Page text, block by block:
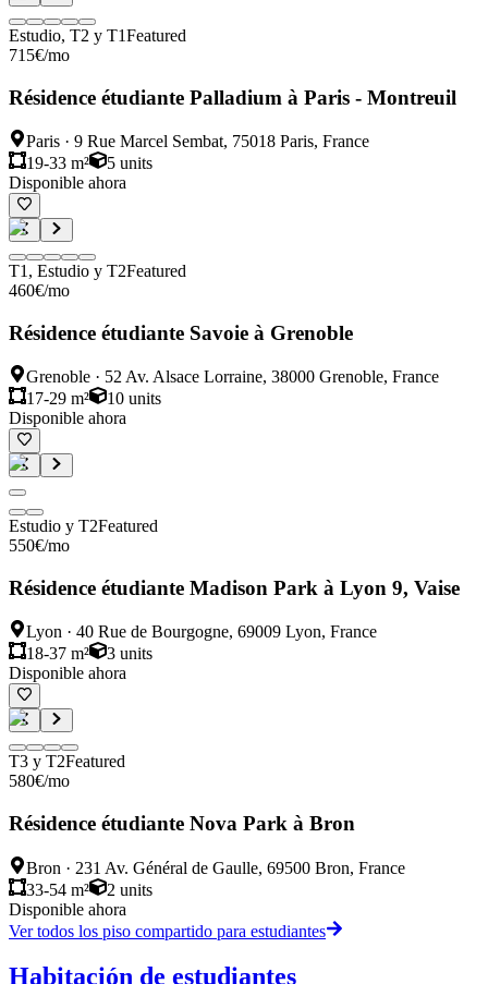
Estudio, T2 y T1Featured
715€/mo
Résidence étudiante Palladium à Paris - Montreuil
Paris · 9 Rue Marcel Sembat, 75018 Paris, France
19-33 m²
5 units
Disponible ahora
T1, Estudio y T2Featured
460€/mo
Résidence étudiante Savoie à Grenoble
Grenoble · 52 Av. Alsace Lorraine, 38000 Grenoble, France
17-29 m²
10 units
Disponible ahora
Estudio y T2Featured
550€/mo
Résidence étudiante Madison Park à Lyon 9, Vaise
Lyon · 40 Rue de Bourgogne, 69009 Lyon, France
18-37 m²
3 units
Disponible ahora
T3 y T2Featured
580€/mo
Résidence étudiante Nova Park à Bron
Bron · 231 Av. Général de Gaulle, 69500 Bron, France
33-54 m²
2 units
Disponible ahora
Ver todos los piso compartido para estudiantes
Habitación de estudiantes